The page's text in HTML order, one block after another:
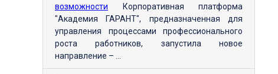
возможности Корпоративная платформа
"Академия ГАРАНТ", предназначенная для
управления процессами профессионального
роста работников, запустила новое
направление – ...